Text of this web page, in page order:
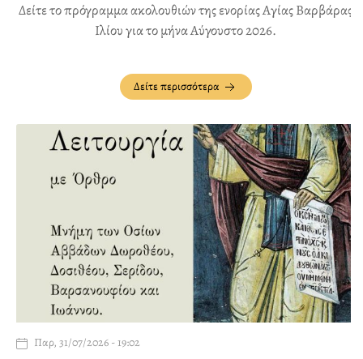
Δείτε το πρόγραμμα ακολουθιών της ενορίας Αγίας Βαρβάρας
Ιλίου για το μήνα Αύγουστο 2026.
Δείτε περισσότερα
Παρ, 31/07/2026 - 19:02